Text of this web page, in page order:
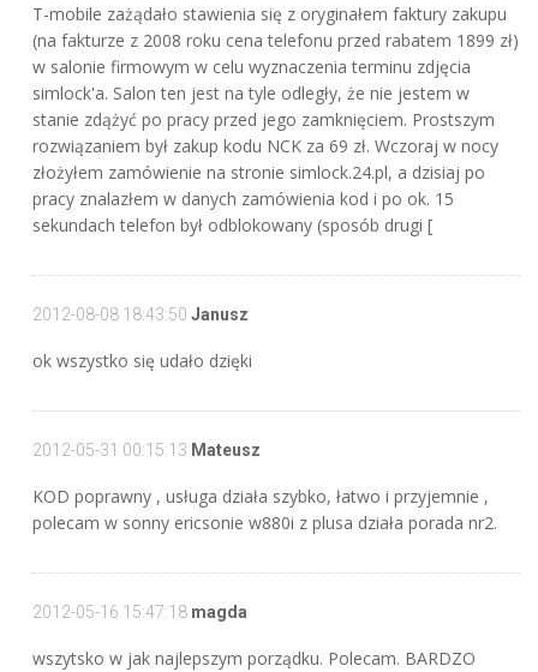
T-mobile zażądało stawienia się z oryginałem faktury zakupu
(na fakturze z 2008 roku cena telefonu przed rabatem 1899 zł)
w salonie firmowym w celu wyznaczenia terminu zdjęcia
simlock'a. Salon ten jest na tyle odległy, że nie jestem w
stanie zdążyć po pracy przed jego zamknięciem. Prostszym
rozwiązaniem był zakup kodu NCK za 69 zł. Wczoraj w nocy
złożyłem zamówienie na stronie simlock.24.pl, a dzisiaj po
pracy znalazłem w danych zamówienia kod i po ok. 15
sekundach telefon był odblokowany (sposób drugi [
2012-08-08 18:43:50 Janusz
ok wszystko się udało dzięki
2012-05-31 00:15:13 Mateusz
KOD poprawny , usługa działa szybko, łatwo i przyjemnie ,
polecam w sonny ericsonie w880i z plusa działa porada nr2.
2012-05-16 15:47:18 magda
wszytsko w jak najlepszym porządku. Polecam. BARDZO